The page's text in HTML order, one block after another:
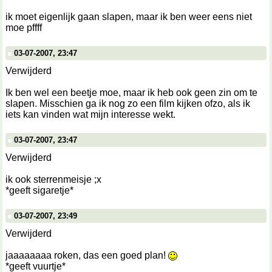
ik moet eigenlijk gaan slapen, maar ik ben weer eens niet
moe pffff
03-07-2007, 23:47
Verwijderd
Ik ben wel een beetje moe, maar ik heb ook geen zin om te
slapen. Misschien ga ik nog zo een film kijken ofzo, als ik
iets kan vinden wat mijn interesse wekt.
03-07-2007, 23:47
Verwijderd
ik ook sterrenmeisje ;x
*geeft sigaretje*
03-07-2007, 23:49
Verwijderd
jaaaaaaaa roken, das een goed plan!
*geeft vuurtje*